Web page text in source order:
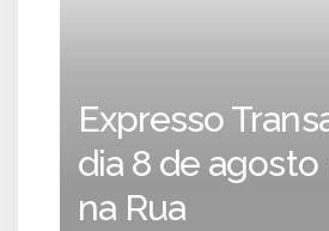
Expresso
dia 8 de agosto
na Rua